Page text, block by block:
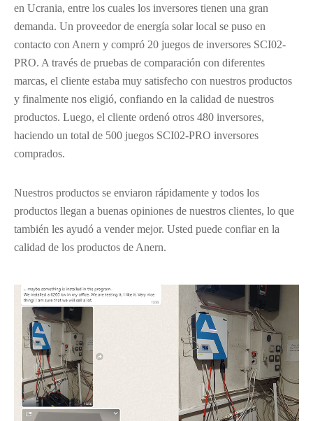
en Ucrania, entre los cuales los inversores tienen una gran
demanda. Un proveedor de energía solar local se puso en
contacto con Anern y compró 20 juegos de inversores SCI02-
PRO. A través de pruebas de comparación con diferentes
marcas, el cliente estaba muy satisfecho con nuestros productos
y finalmente nos eligió, confiando en la calidad de nuestros
productos. Luego, el cliente ordenó otros 480 inversores,
haciendo un total de 500 juegos SCI02-PRO inversores
comprados.
Nuestros productos se enviaron rápidamente y todos los
productos llegan a buenas opiniones de nuestros clientes, lo que
también les ayudó a vender mejor. Usted puede confiar en la
calidad de los productos de Anern.